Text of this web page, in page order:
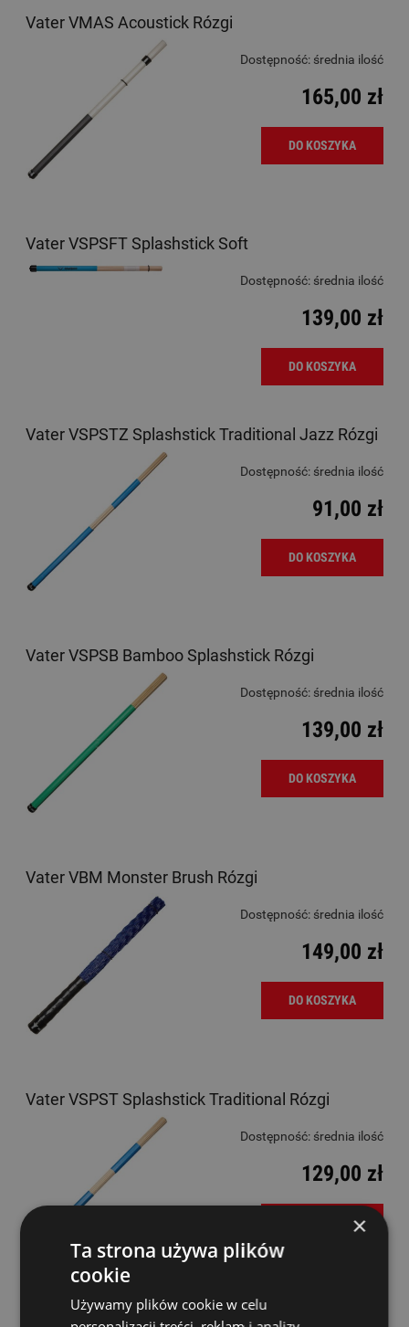
Vater VMAS Acoustick Rózgi
Dostępność: średnia ilość
165,00 zł
DO KOSZYKA
Vater VSPSFT Splashstick Soft
Dostępność: średnia ilość
139,00 zł
DO KOSZYKA
Vater VSPSTZ Splashstick Traditional Jazz Rózgi
Dostępność: średnia ilość
91,00 zł
DO KOSZYKA
Vater VSPSB Bamboo Splashstick Rózgi
Dostępność: średnia ilość
139,00 zł
DO KOSZYKA
Vater VBM Monster Brush Rózgi
Dostępność: średnia ilość
149,00 zł
DO KOSZYKA
Vater VSPST Splashstick Traditional Rózgi
Dostępność: średnia ilość
129,00 zł
DO KOSZYKA
Vater VWHP Whip Rózgi
×
Ta strona używa plików
cookie
Używamy plików cookie w celu